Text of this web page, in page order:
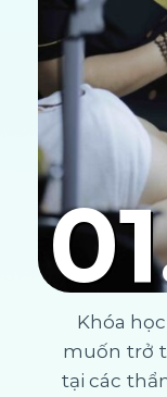
Khóa
muốn trở
tại các